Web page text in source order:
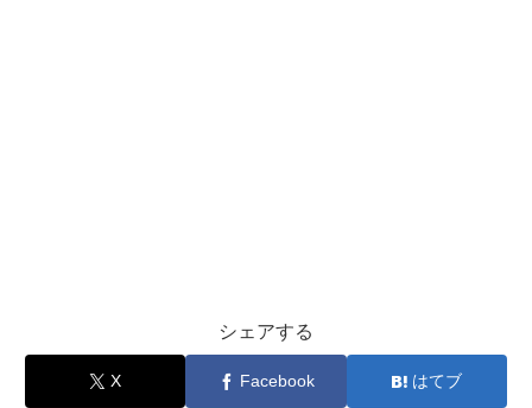
シェアする
X Facebook はてブ